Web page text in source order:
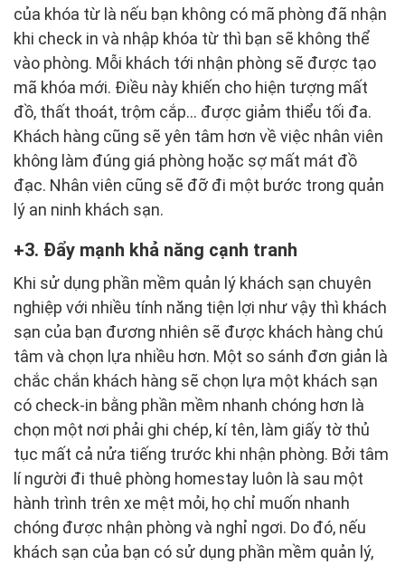
của khóa từ là nếu bạn không có mã phòng đã nhận
khi check in và nhập khóa từ thì bạn sẽ không thể
vào phòng. Mỗi khách tới nhận phòng sẽ được tạo
mã khóa mới. Điều này khiến cho hiện tượng mất
đồ, thất thoát, trộm cắp… được giảm thiểu tối đa.
Khách hàng cũng sẽ yên tâm hơn về việc nhân viên
không làm đúng giá phòng hoặc sợ mất mát đồ
đạc. Nhân viên cũng sẽ đỡ đi một bước trong quản
lý an ninh khách sạn.
3. Đẩy mạnh khả năng cạnh tranh
Khi sử dụng phần mềm quản lý khách sạn chuyên
nghiệp với nhiều tính năng tiện lợi như vậy thì khách
sạn của bạn đương nhiên sẽ được khách hàng chú
tâm và chọn lựa nhiều hơn. Một so sánh đơn giản là
chắc chắn khách hàng sẽ chọn lựa một khách sạn
có check-in bằng phần mềm nhanh chóng hơn là
chọn một nơi phải ghi chép, kí tên, làm giấy tờ thủ
tục mất cả nửa tiếng trước khi nhận phòng. Bởi tâm
lí người đi thuê phòng homestay luôn là sau một
hành trình trên xe mệt mỏi, họ chỉ muốn nhanh
chóng được nhận phòng và nghỉ ngơi. Do đó, nếu
khách sạn của bạn có sử dụng phần mềm quản lý,